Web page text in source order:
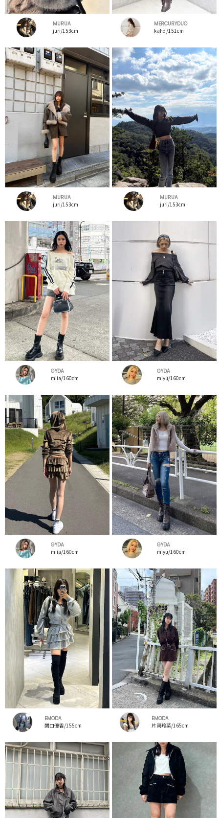
MURUA
juri/153cm
MERCURYDUO
kaho /151cm
MURUA
juri/153cm
MURUA
juri/153cm
GYDA
miia/160cm
GYDA
miyu/160cm
GYDA
miia/160cm
GYDA
miyu/160cm
EMODA
関口優香/155cm
EMODA
片岡玲菜/165cm